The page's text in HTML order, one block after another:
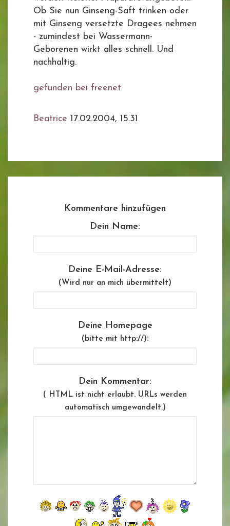
Ob Sie nun Ginseng-Saft trinken oder
mit Ginseng versetzte Dragees nehmen
- zumindest bei Wassermann-
Geborenen wirkt alles schnell. Und
nachhaltig.
gefunden bei freenet
Beatrice 17.02.2004, 15.31
Kommentare hinzufügen
Dein Name:
Deine E-Mail-Adresse:
(Wird nur an mich übermittelt)
Deine Homepage
(bitte mit http://):
Dein Kommentar:
( HTML ist nicht erlaubt. URLs werden
automatisch umgewandelt.)